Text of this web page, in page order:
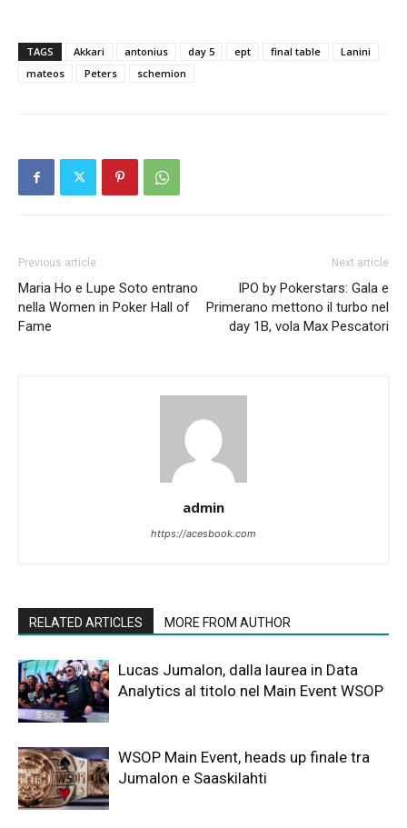
TAGS Akkari antonius day 5 ept final table
Lanini
mateos
Peters schemion
Previous article
Maria Ho e Lupe Soto entrano
nella Women in Poker Hall of
Fame
Next article
IPO by Pokerstars: Gala e
Primerano mettono il turbo nel
day 1B, vola Max Pescatori
admin
https://acesbook.com
RELATED ARTICLES MORE FROM AUTHOR
Lucas Jumalon, dalla laurea in Data
Analytics al titolo nel Main Event WSOP
WSOP Main Event, heads up finale tra
Jumalon e Saaskilahti